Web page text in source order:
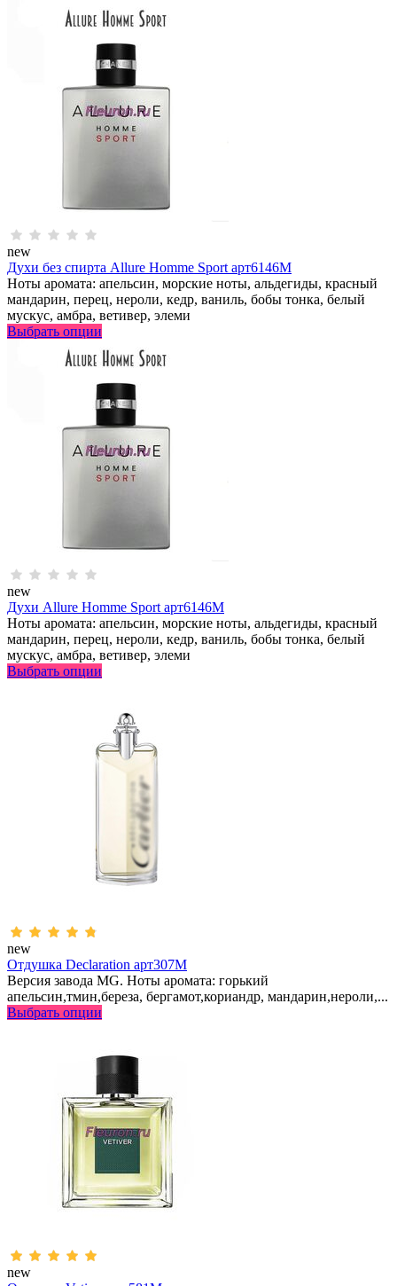
new
Духи без спирта Allure Homme Sport арт6146M
Ноты аромата: апельсин, морские ноты, альдегиды, красный
мандарин, перец, нероли, кедр, ваниль, бобы тонка, белый
мускус, амбра, ветивер, элеми
Выбрать опции
new
Духи Allure Homme Sport арт6146M
Ноты аромата: апельсин, морские ноты, альдегиды, красный
мандарин, перец, нероли, кедр, ваниль, бобы тонка, белый
мускус, амбра, ветивер, элеми
Выбрать опции
new
Отдушка Declaration арт307M
Версия завода MG. Ноты аромата: горький
апельсин,тмин,береза, бергамот,кориандр, мандарин,нероли,...
Выбрать опции
new